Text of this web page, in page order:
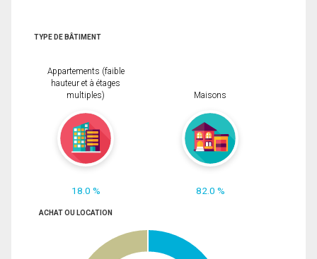
TYPE DE BÂTIMENT
Appartements (faible
hauteur et à étages
multiples)
18.0 %
Maisons
82.0 %
ACHAT OU LOCATION